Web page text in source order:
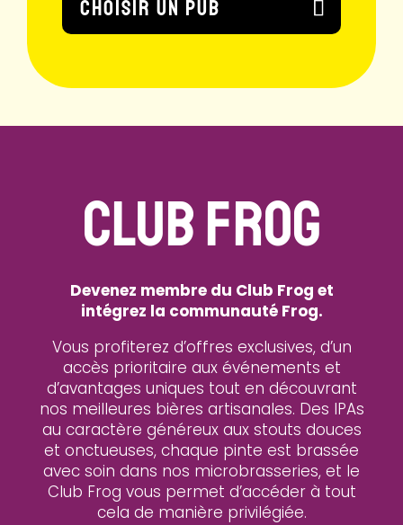
17:40
CHOISIR UN PUB
CLUB FROG
Devenez membre du Club Frog et
intégrez la communauté Frog.
Vous profiterez d’offres exclusives, d’un
accès prioritaire aux événements et
d’avantages uniques tout en découvrant
nos meilleures bières artisanales. Des IPAs
au caractère généreux aux stouts douces
et onctueuses, chaque pinte est brassée
avec soin dans nos microbrasseries, et le
Club Frog vous permet d’accéder à tout
cela de manière privilégiée.